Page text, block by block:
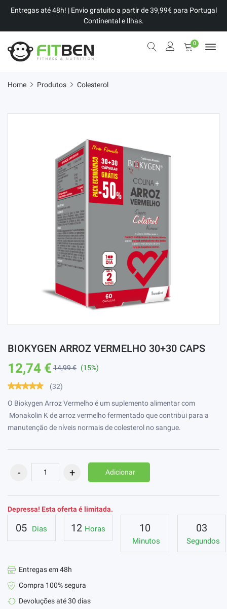
Entregas até 48h! | Envio gratuito a partir de 39,99€ para Portugal
Continental e Ilhas.
0
Home Produtos Colesterol
BIOKYGEN ARROZ VERMELHO 30+30 CAPS
12,74 € 14,99 € (15%)
(32)
O Biokygen Arroz Vermelho é um suplemento alimentar com
Monakolin K de arroz vermelho fermentado que contribui para a
manutenção de níveis normais de colesterol no sangue.
Adicionar
Depressa! Esta oferta é limitada.
05 Dias 12 Horas 10
Minutos
01
Segundos
Entregas em 48h
Compra 100% segura
Devoluções até 30 dias